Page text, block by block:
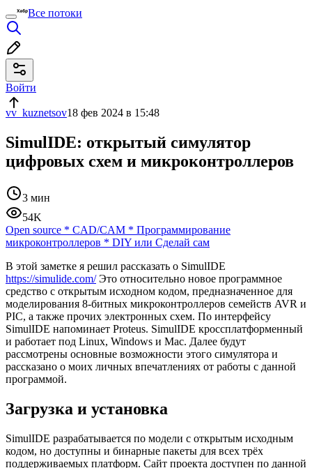
Все потоки
Войти
vv_kuznetsov18 фев 2024 в 15:48
SimulIDE: открытый симулятор
цифровых схем и микроконтроллеров
3 мин
54K
Open source * CAD/CAM * Программирование
микроконтроллеров * DIY или Сделай сам
В этой заметке я решил рассказать о SimulIDE
https://simulide.com/Это относительно новое программное
средство с открытым исходном кодом, предназначенное для
моделирования 8-битных микроконтроллеров семейств AVR и
PIC, а также прочих электронных схем. По интерфейсу
SimulIDE напоминает Proteus. SimulIDE кроссплатформенный
и работает под Linux, Windows и Mac. Далее будут
рассмотрены основные возможности этого симулятора и
рассказано о моих личных впечатлениях от работы с данной
программой.
Загрузка и установка
SimulIDE разрабатывается по модели с открытым исходным
кодом, но доступны и бинарные пакеты для всех трёх
поддерживаемых платформ. Сайт проекта доступен по данной